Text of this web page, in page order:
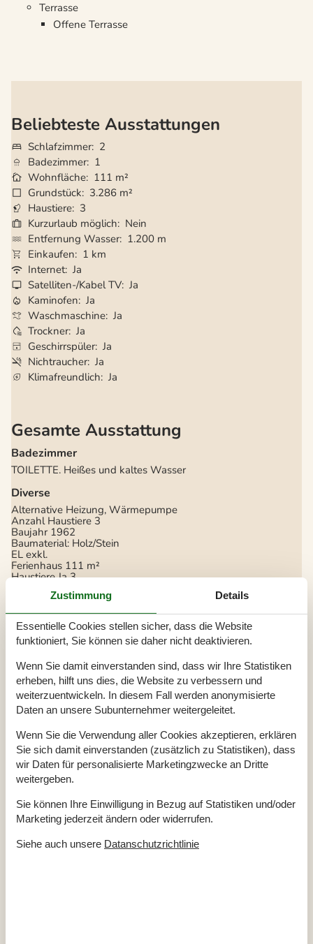
Terrasse
Offene Terrasse
Beliebteste Ausstattungen
Schlafzimmer 2
Badezimmer 1
Wohnfläche 111 m²
Grundstück
3.286 m²
Haustiere 3
Kurzurlaub möglich
Nein
Entfernung Wasser 1.200 m
Einkaufen
1 km
Internet Ja
Satelliten-/Kabel TV Ja
Kaminofen Ja
Waschmaschine Ja
Trockner Ja
Geschirrspüler Ja
Nichtraucher Ja
Klimafreundlich Ja
Gesamte Ausstattung
Badezimmer
TOILETTE. Heißes und kaltes Wasser
Diverse
Alternative Heizung, Wärmepumpe
Anzahl Haustiere 3
Baujahr 1962
Baumaterial: Holz/Stein
EL exkl.
Ferienhaus 111 m²
Haustiere Ja 3
Heizung, Elektroheizung
Kabelfernsehen, Deutsch und Skandinavisch
Renoviert 2014
Self-Service-Check-in
Staubsauger
Waschmaschine
Winterfest
Wäschetrockner
Draußen
Gartenmöbel
Grill
Kostenloser Carport auf dem Grundstück 2
Naturgrundstück 3286 m²
Ungestörtes Gelände
Drinnen
Energiesparendes Heizsystem
Kaminofen
Elektrogeräte
Zustimmung Details
Essentielle Cookies stellen sicher, dass die Website
funktioniert, Sie können sie daher nicht deaktivieren.
Wenn Sie damit einverstanden sind, dass wir Ihre Statistiken
erheben, hilft uns dies, die Website zu verbessern und
weiterzuentwickeln. In diesem Fall werden anonymisierte
Daten an unsere Subunternehmer weitergeleitet.
Wenn Sie die Verwendung aller Cookies akzeptieren, erklären
Sie sich damit einverstanden (zusätzlich zu Statistiken), dass
wir Daten für personalisierte Marketingzwecke an Dritte
weitergeben.
Sie können Ihre Einwilligung in Bezug auf Statistiken und/oder
Marketing jederzeit ändern oder widerrufen.
Siehe auch unsere Datanschutzrichtlinie